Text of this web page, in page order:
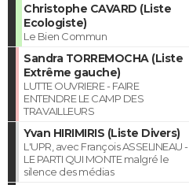
Christophe CAVARD (Liste
Ecologiste)
Le Bien Commun
Sandra TORREMOCHA (Liste
Extrême gauche)
LUTTE OUVRIERE - FAIRE
ENTENDRE LE CAMP DES
TRAVAILLEURS
Yvan HIRIMIRIS (Liste Divers)
L'UPR, avec François ASSELINEAU -
LE PARTI QUI MONTE malgré le
silence des médias